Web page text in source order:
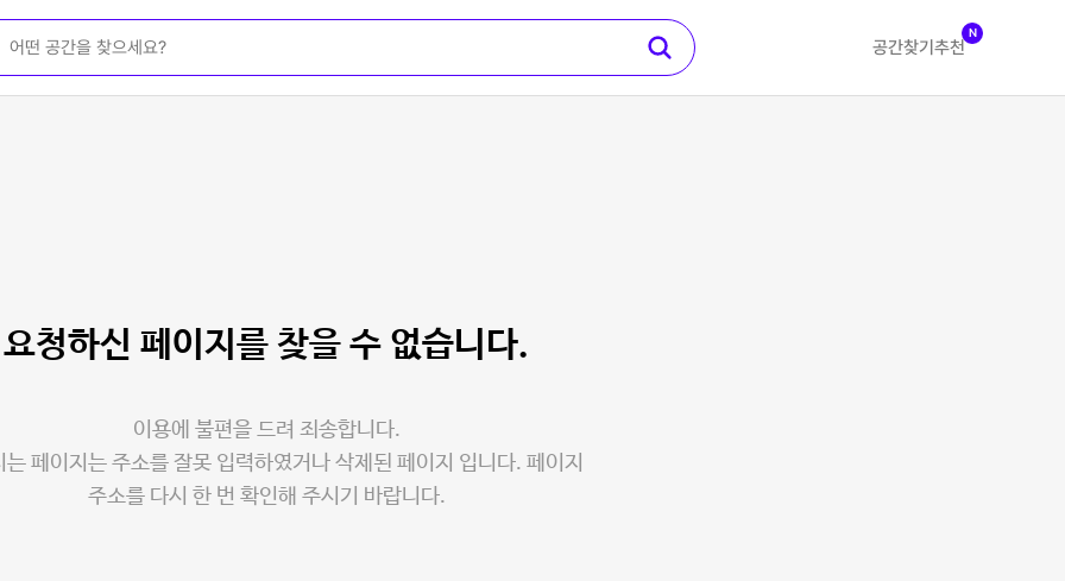
공간찾기 추천
N
요청하신 페이지를 찾을 수 없습니다.
이용에 불편을 드려 죄송합니다.
는 페이지는 주소를 잘못 입력하였거나 삭제된 페이지 입니다. 페이지
주소를 다시 한 번 확인해 주시기 바랍니다.